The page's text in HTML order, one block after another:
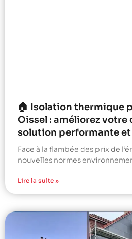
🏠 Isolation thermique
Oissel : améliorez votre
solution performante
Face à la flambée des prix de
nouvelles normes
Lire la suite »